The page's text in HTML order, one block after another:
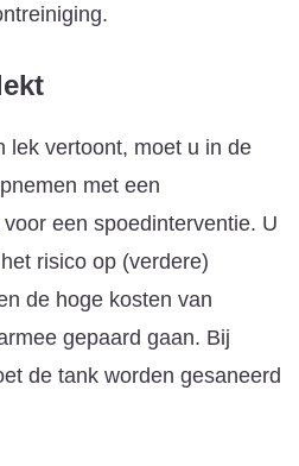
lek vertoont, moet u in de
met een
een spoedinterventie. U
risico op (verdere)
de hoge kosten van
gepaard gaan. Bij
de tank worden gesaneerd